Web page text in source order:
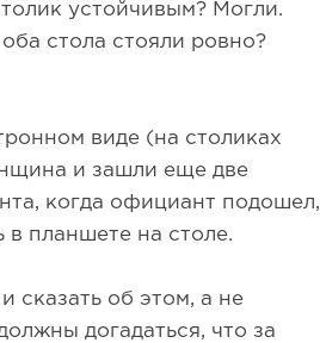
устойчивым? Могли.
стола стояли ровно?
виде (на столиках
и зашли еще две
когда официант подошел,
в планшете на столе.
сказать об этом, а не
догадаться, что за